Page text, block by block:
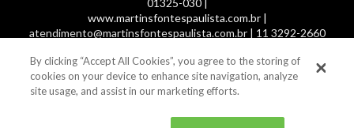
01325-030 |
www.martinsfontespaulista.com.br |
atendimento@martinsfontespaulista.com.br | 11 3292-2660
© 2014 -2026, MartinsFontes livros nacionais e importados,
com mais de 700 mil títulos. Todos os direitos reservados.
By clicking “Accept All Cookies”, you agree to the storing of
cookies on your device to enhance site navigation, analyze
site usage, and assist in our marketing efforts.